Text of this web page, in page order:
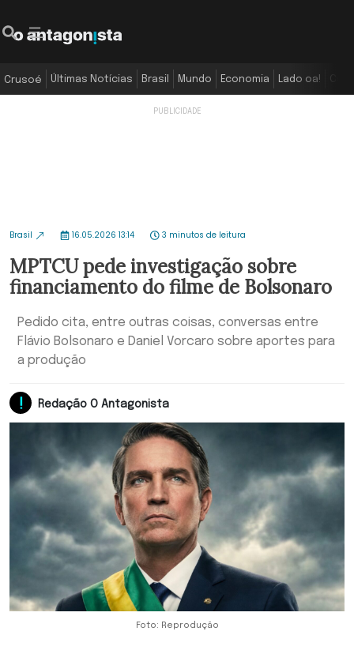
Crusoé Últimas Notícias Brasil Mundo Economia Lado oa!
Brasil 16.05.2026 13:14 3 minutos de leitura
MPTCU pede investigação sobre
financiamento do filme de Bolsonaro
Pedido cita, entre outras coisas, conversas entre
Flávio Bolsonaro e Daniel Vorcaro sobre aportes para
a produção
Redação O Antagonista
Foto: Reprodução